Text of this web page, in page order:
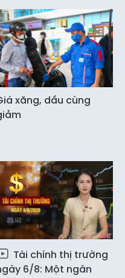
xăng, dầu cùng
Tài chính thị trường
6/8: Một ngân